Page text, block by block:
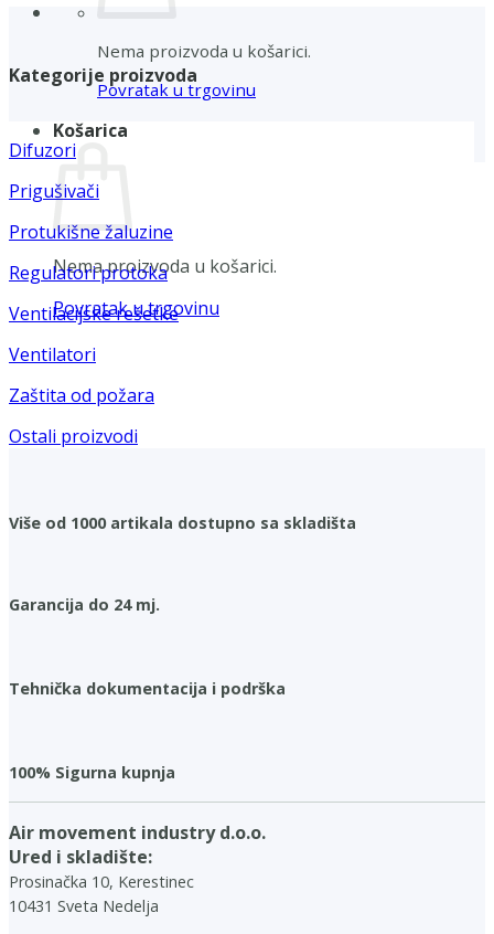
Nema proizvoda u košarici.
Povratak u trgovinu
Košarica
Nema proizvoda u košarici.
Povratak u trgovinu
Kategorije proizvoda
Difuzori
Prigušivači
Protukišne žaluzine
Regulatori protoka
Ventilacijske rešetke
Ventilatori
Zaštita od požara
Ostali proizvodi
Više od 1000 artikala dostupno sa skladišta
Garancija do 24 mj.
Tehnička dokumentacija i podrška
100% Sigurna kupnja
Air movement industry d.o.o.
Ured i skladište:
Prosinačka 10, Kerestinec
10431 Sveta Nedelja